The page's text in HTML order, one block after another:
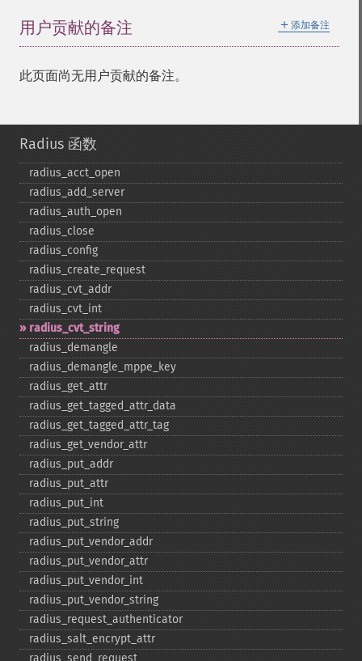
＋ 添加备注
用户贡献的备注
此页面尚无用户贡献的备注。
Radius 函数
radius_​acct_​open
radius_​add_​server
radius_​auth_​open
radius_​close
radius_​config
radius_​create_​request
radius_​cvt_​addr
radius_​cvt_​int
radius_​cvt_​string
radius_​demangle
radius_​demangle_​mppe_​key
radius_​get_​attr
radius_​get_​tagged_​attr_​data
radius_​get_​tagged_​attr_​tag
radius_​get_​vendor_​attr
radius_​put_​addr
radius_​put_​attr
radius_​put_​int
radius_​put_​string
radius_​put_​vendor_​addr
radius_​put_​vendor_​attr
radius_​put_​vendor_​int
radius_​put_​vendor_​string
radius_​request_​authenticator
radius_​salt_​encrypt_​attr
radius_​send_​request